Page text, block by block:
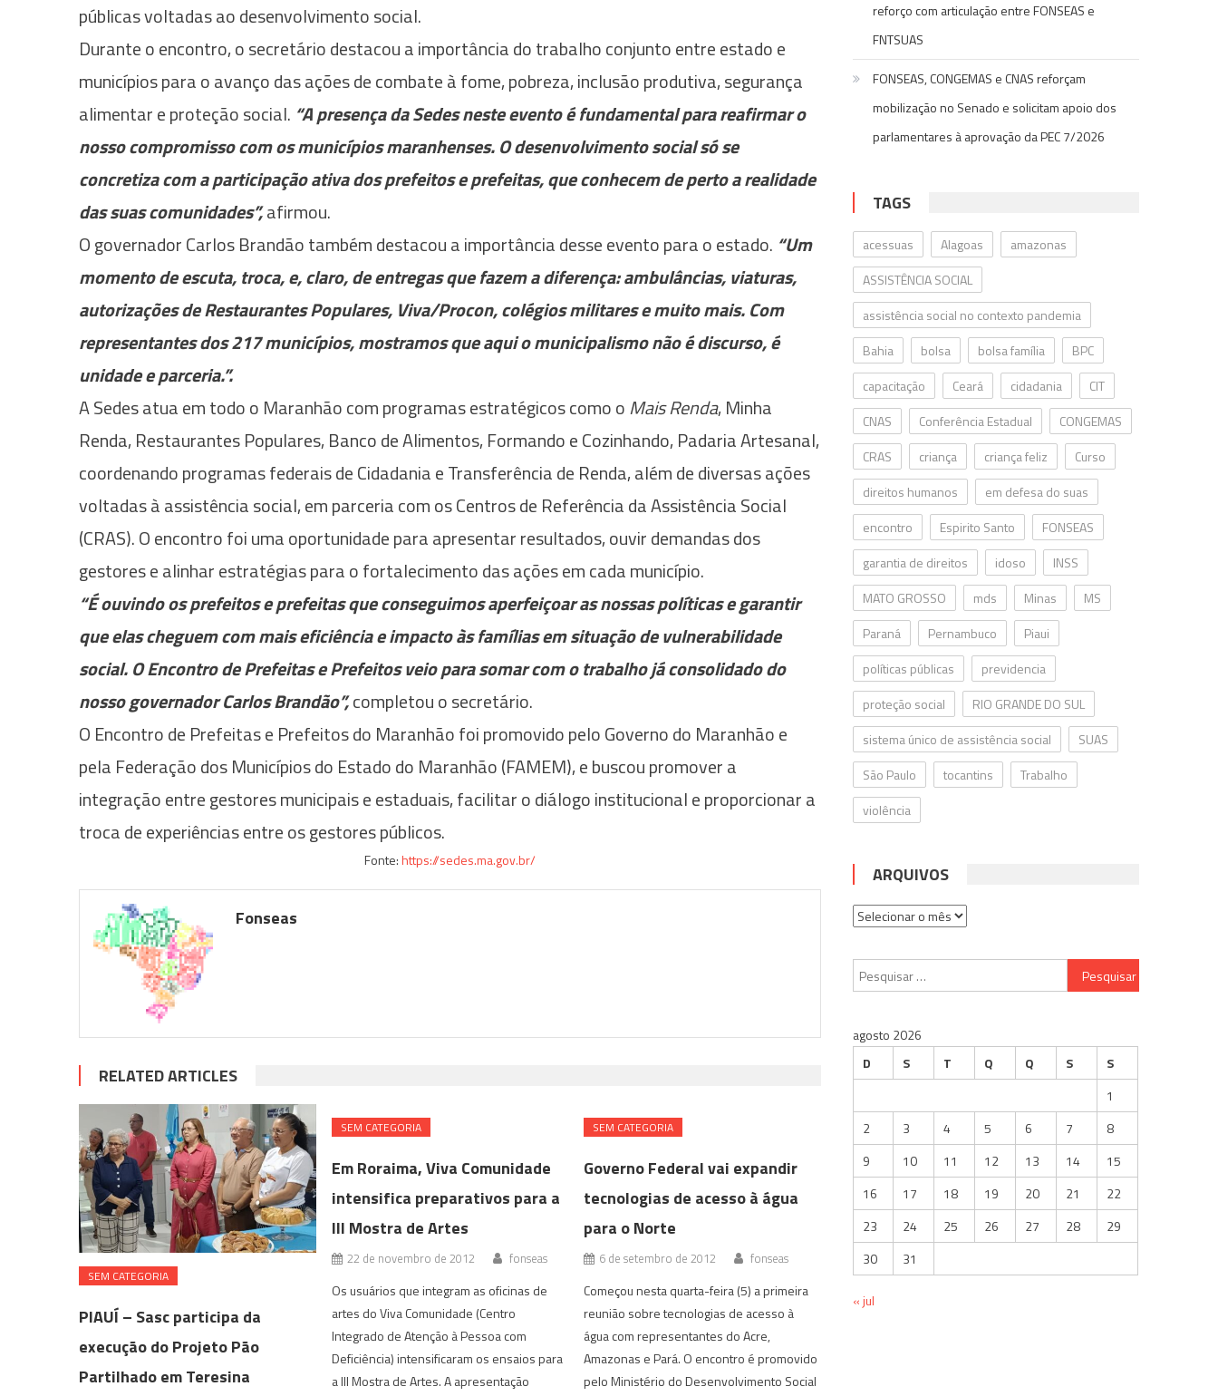
públicas voltadas ao desenvolvimento social.
Durante o encontro, o secretário destacou a importância do trabalho conjunto entre estado e
municípios para o avanço das ações de combate à fome, pobreza, inclusão produtiva, segurança
alimentar e proteção social. “A presença da Sedes neste evento é fundamental para reafirmar o
nosso compromisso com os municípios maranhenses. O desenvolvimento social só se
concretiza com a participação ativa dos prefeitos e prefeitas, que conhecem de perto a realidade
das suas comunidades”,afirmou.
O governador Carlos Brandão também destacou a importância desse evento para o estado. “Um
momento de escuta, troca, e, claro, de entregas que fazem a diferença: ambulâncias, viaturas,
autorizações de Restaurantes Populares, Viva/Procon, colégios militares e muito mais. Com
representantes dos 217 municípios, mostramos que aqui o municipalismo não é discurso, é
unidade e parceria.”.
A Sedes atua em todo o Maranhão com programas estratégicos como oMais Renda, Minha
Renda, Restaurantes Populares, Banco de Alimentos, Formando e Cozinhando, Padaria Artesanal,
coordenando programas federais de Cidadania e Transferência de Renda, além de diversas ações
voltadas à assistência social, em parceria com os Centros de Referência da Assistência Social
(CRAS). O encontro foi uma oportunidade para apresentar resultados, ouvir demandas dos
gestores e alinhar estratégias para o fortalecimento das ações em cada município.
“É ouvindo os prefeitos e prefeitas que conseguimos aperfeiçoar as nossas políticas e garantir
que elas cheguem com mais eficiência e impacto às famílias em situação de vulnerabilidade
social. O Encontro de Prefeitas e Prefeitos veio para somar com o trabalho já consolidado do
nosso governador Carlos Brandão”,completou o secretário.
O Encontro de Prefeitas e Prefeitos do Maranhão foi promovido pelo Governo do Maranhão e
pela Federação dos Municípios do Estado do Maranhão (FAMEM), e buscou promover a
integração entre gestores municipais e estaduais, facilitar o diálogo institucional e proporcionar a
troca de experiências entre os gestores públicos.
Fonte:https://sedes.ma.gov.br/
Fonseas
RELATED ARTICLES
SEM CATEGORIA
PIAUÍ – Sasc participa da
execução do Projeto Pão
Partilhado em Teresina
SEM CATEGORIA
Em Roraima, Viva Comunidade
intensifica preparativos para a
III Mostra de Artes
22 de novembro de 2012 fonseas
Os usuários que integram as oficinas de
artes do Viva Comunidade (Centro
Integrado de Atenção à Pessoa com
Deficiência) intensificaram os ensaios para
a III Mostra de Artes. A apresentação
SEM CATEGORIA
Governo Federal vai expandir
tecnologias de acesso à água
para o Norte
6 de setembro de 2012 fonseas
Começou nesta quarta-feira (5) a primeira
reunião sobre tecnologias de acesso à
água com representantes do Acre,
Amazonas e Pará. O encontro é promovido
pelo Ministério do Desenvolvimento Social
reforço com articulação entre FONSEAS e
FNTSUAS
FONSEAS, CONGEMAS e CNAS reforçam
mobilização no Senado e solicitam apoio dos
parlamentares à aprovação da PEC 7/2026
TAGS
acessuas Alagoas
amazonas
ASSISTÊNCIA SOCIAL
assistência social no contexto pandemia
Bahia
bolsa bolsa família
BPC
capacitação
Ceará cidadania
CIT
CNAS
Conferência Estadual
CONGEMAS
CRAS
criança criança feliz
Curso
direitos humanos
em defesa do suas
encontro
Espirito Santo
FONSEAS
garantia de direitos
idoso
INSS
MATO GROSSO
mds Minas
MS
Paraná
Pernambuco
Piaui
políticas públicas
previdencia
proteção social
RIO GRANDE DO SUL
sistema único de assistência social
SUAS
São Paulo
tocantins
Trabalho
violência
ARQUIVOS
Arquivos
Pesquisar
por:
agosto 2026
D
S T Q Q S
S
1
2
3 4 5 6 7
8
9
10 11 12 13 14
15
16
17 18 19 20 21
22
23
24 25 26 27 28
29
30
31
« jul